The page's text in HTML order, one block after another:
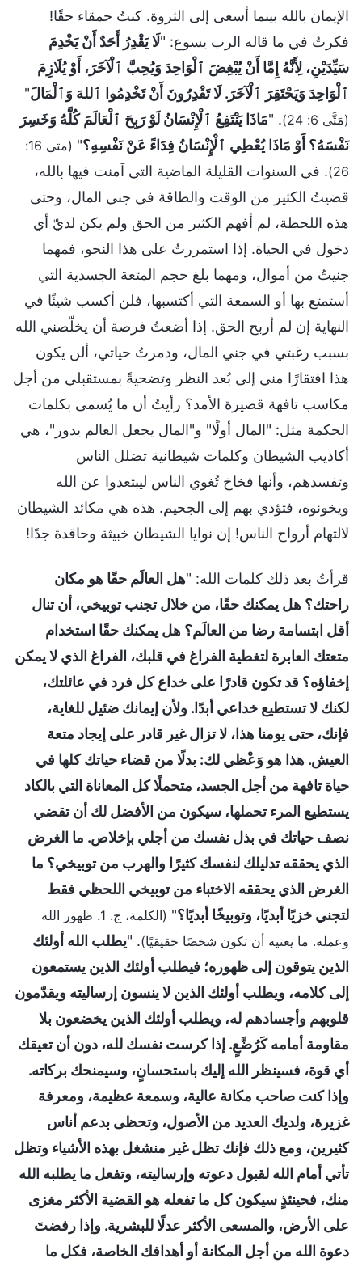
الإيمان بالله بينما أسعى إلى الثروة. كنتُ حمقاء حقًا!
فكرتُ في ما قاله الرب يسوع: "لَا يَقْدِرُ أَحَدٌ أَنْ يَخْدِمَ
سَيِّدَيْنِ، لِأَنَّهُ إِمَّا أَنْ يُبْغِضَ ٱلْوَاحِدَ وَيُحِبَّ ٱلْآخَرَ، أَوْ يُلَازِمَ
ٱلْوَاحِدَ وَيَحْتَقِرَ ٱلْآخَرَ. لَا تَقْدِرُونَ أَنْ تَخْدِمُوا ٱللهَ وَٱلْمَالَ"
(مَتَّى 6: 24) . "مَاذَا يَنْتَفِعُ ٱلْإِنْسَانُ لَوْ رَبِحَ ٱلْعَالَمَ كُلَّهُ وَخَسِرَ
نَفْسَهُ؟ أَوْ مَاذَا يُعْطِي ٱلْإِنْسَانُ فِدَاءً عَنْ نَفْسِهِ؟"
(متى 16:
26) . في السنوات القليلة الماضية التي آمنت فيها بالله،
قضيتُ الكثير من الوقت والطاقة في جني المال، وحتى
هذه اللحظة، لم أفهم الكثير من الحق ولم يكن لديّ أي
دخول في الحياة. إذا استمررتُ على هذا النحو، فمهما
جنيتُ من أموال، ومهما بلغ حجم المتعة الجسدية التي
أستمتع بها أو السمعة التي أكتسبها، فلن أكسب شيئًا في
النهاية إن لم أربح الحق. إذا أضعتُ فرصة أن يخلّصني الله
بسبب رغبتي في جني المال، ودمرتُ حياتي، ألن يكون
هذا افتقارًا مني إلى بُعد النظر وتضحيةً بمستقبلي من أجل
مكاسب تافهة قصيرة الأمد؟ رأيتُ أن ما يُسمى بكلمات
الحكمة مثل: "المال أولًا" و"المال يجعل العالم يدور"، هي
أكاذيب الشيطان وكلمات شيطانية تضلل الناس
وتفسدهم، وأنها فخاخ تُغوي الناس ليبتعدوا عن الله
ويخونوه، فتؤدي بهم إلى الجحيم. هذه هي مكائد الشيطان
لالتهام أرواح الناس! إن نوايا الشيطان خبيثة وحاقدة جدًا!
قرأتُ بعد ذلك كلمات الله: "هل العالَم حقًا هو مكان
راحتك؟ هل يمكنك حقًا، من خلال تجنب توبيخي، أن تنال
أقل ابتسامة رضا من العالَم؟ هل يمكنك حقًا استخدام
متعتك العابرة لتغطية الفراغ في قلبك، الفراغ الذي لا يمكن
إخفاؤه؟ قد تكون قادرًا على خداع كل فرد في عائلتك،
لكنك لا تستطيع خداعي أبدًا. ولأن إيمانك ضئيل للغاية،
فإنك، حتى يومنا هذا، لا تزال غير قادر على إيجاد متعة
العيش. هذا هو وَعْظي لك: بدلًا من قضاء حياتك كلها في
حياة تافهة من أجل الجسد، متحملًا كل المعاناة التي بالكاد
يستطيع المرء تحملها، سيكون من الأفضل لك أن تقضي
نصف حياتك في بذل نفسك من أجلي بإخلاص. ما الغرض
الذي يحققه تدليلك لنفسك كثيرًا والهرب من توبيخي؟ ما
الغرض الذي يحققه الاختباء من توبيخي اللحظي فقط
لتجني خزيًا أبديًا، وتوبيخًا أبديًا؟"
(الكلمة، ج. 1. ظهور الله
وعمله. ما يعنيه أن تكون شخصًا حقيقيًا). "يطلب الله أولئك
الذين يتوقون إلى ظهوره؛ فيطلب أولئك الذين يستمعون
إلى كلامه، ويطلب أولئك الذين لا ينسون إرساليته ويقدّمون
قلوبهم وأجسادهم له، ويطلب أولئك الذين يخضعون بلا
مقاومة أمامه كَرُضَّعٍ. إذا كرست نفسك لله، دون أن تعيقك
أي قوة، فسينظر الله إليك باستحسانٍ، وسيمنحك بركاته.
وإذا كنت صاحب مكانة عالية، وسمعة عظيمة، ومعرفة
غزيرة، ولديك العديد من الأصول، وتحظى بدعم أناس
كثيرين، ومع ذلك فإنك تظل غير منشغل بهذه الأشياء وتظل
تأتي أمام الله لقبول دعوته وإرساليته، وتفعل ما يطلبه الله
منك، فحينئذٍ سيكون كل ما تفعله هو القضية الأكثر مغزى
على الأرض، والمسعى الأكثر عدلًا للبشرية. وإذا رفضتَ
دعوة الله من أجل المكانة أو أهدافك الخاصة، فكل ما